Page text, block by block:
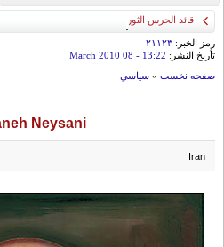
قائد الحرس الثوري: إيران ستدمر أمريكا
الحمراء
رمز الخبر: ۲۱۱۲۳
تأريخ النشر: 13:22
- 08 March 2010
صفحه نخست » سياسي
Neysani
Iran